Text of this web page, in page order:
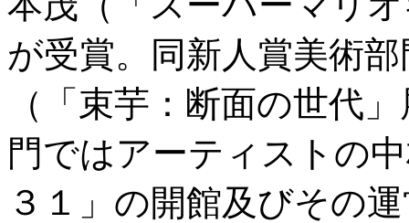
が受賞。同新人賞美術
（「束芋：断面の世代
門ではアーティストの
３１」の開館及びその